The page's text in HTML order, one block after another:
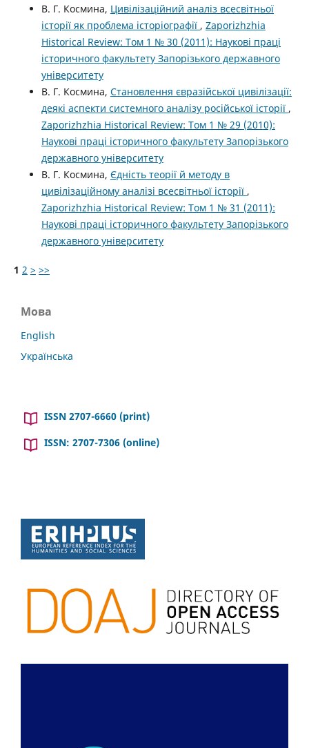
В. Г. Космина, Цивілізаційний аналіз всесвітньої
історії як проблема історіографії , Zaporizhzhia
Historical Review: Том 1 № 30 (2011): Наукові праці
історичного факультету Запорізького державного
університету
В. Г. Космина, Становлення євразійської цивілізації:
деякі аспекти системного аналізу російської історії ,
Zaporizhzhia Historical Review: Том 1 № 29 (2010):
Наукові праці історичного факультету Запорізького
державного університету
В. Г. Космина, Єдність теорії й методу в
цивілізаційному аналізі всесвітньої історії ,
Zaporizhzhia Historical Review: Том 1 № 31 (2011):
Наукові праці історичного факультету Запорізького
державного університету
1 2 > >>
Мова
English
Українська
ISSN 2707-6660 (print)
ISSN: 2707-7306 (online)